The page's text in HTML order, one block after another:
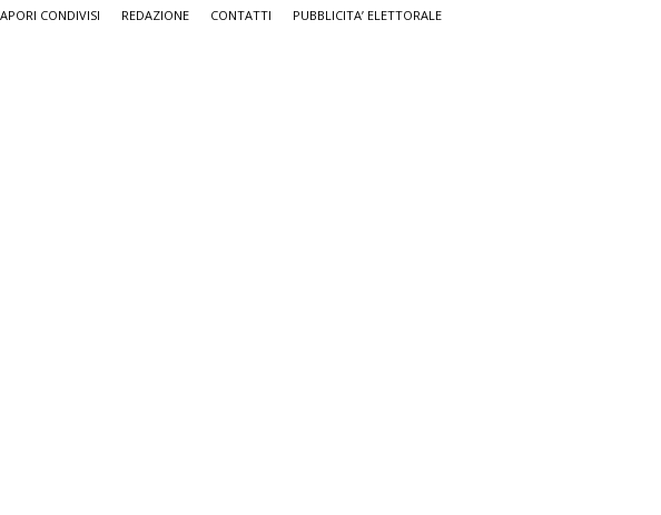
CONDIVISI REDAZIONE CONTATTI PUBBLICITA’ ELETTORALE